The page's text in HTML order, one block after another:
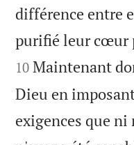
différence entre
purifié leur cœur
10 Maintenant
Dieu en
exigences que ni